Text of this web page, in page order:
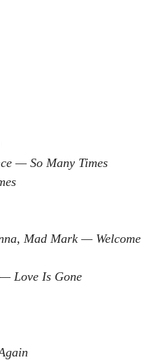
— So Many Times
Mad Mark — Welcome
Love Is Gone